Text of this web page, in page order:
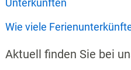
Unterkünften
Wie viele
Aktuell finden Sie bei